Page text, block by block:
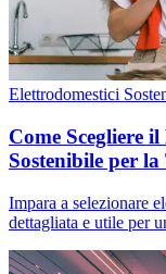
Elettrodomestici
Come Scegliere
Sostenibile per la
Impara a selezionare
dettagliata e utile per